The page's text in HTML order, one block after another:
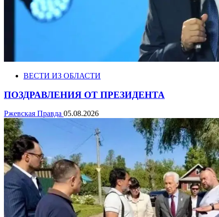
ВЕСТИ ИЗ ОБЛАСТИ
ПОЗДРАВЛЕНИЯ ОТ ПРЕЗИДЕНТА
Ржевская Правда 05.08.2026